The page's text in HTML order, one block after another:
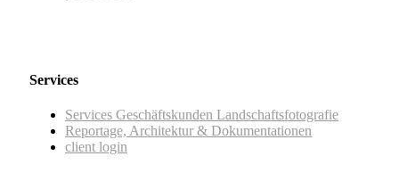
Services
Services Geschäftskunden Landschaftsfotografie
Reportage, Architektur & Dokumentationen
client login